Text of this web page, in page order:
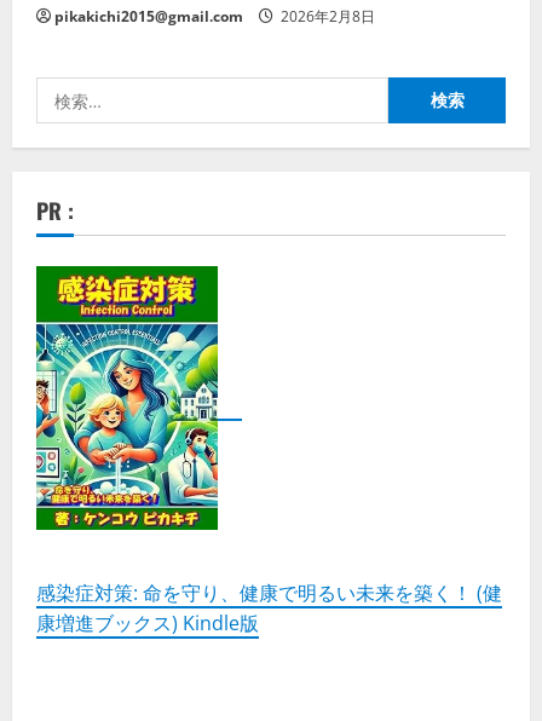
pikakichi2015@gmail.com 2026年2月8日
索:
PR :
感染症対策: 命を守り、健康で明るい未来を築く！ (健
康増進ブックス) Kindle版